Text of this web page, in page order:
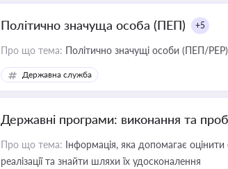
Політично значуща особа (ПЕП) +5
Про що тема: Політично значущі особи (ПЕП/
Державна служба
Державні програми: виконання та
Про що тема: Інформація, яка допомагає
реалізації та знайти шляхи їх удосконалення